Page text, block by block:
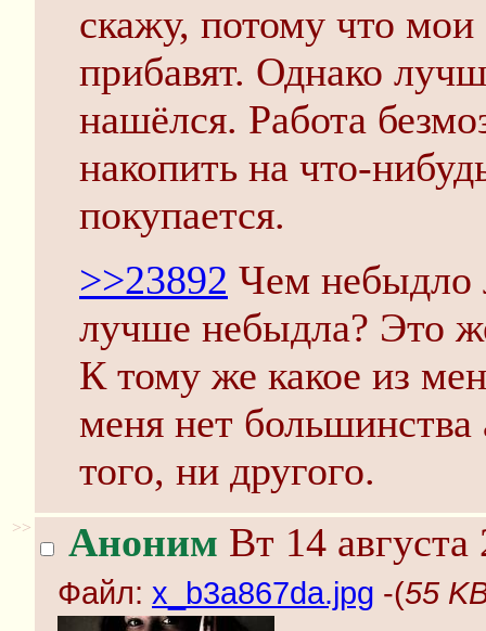
скажу, потому что мои
прибавят. Однако
нашёлся. Работа
накопить на что-
покупается.
>>23892 Чем небыдло
лучше небыдла? Это
К тому же какое из
меня нет большинства
того, ни другого.
>> Аноним Вт 14
Файл: x_b3a867da.jpg -(55